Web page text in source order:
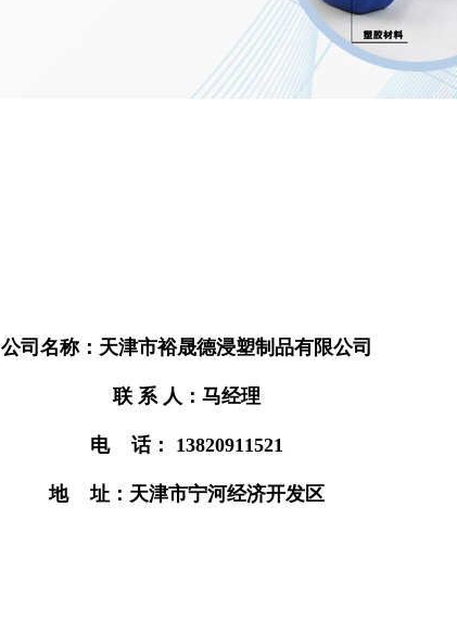
公司名称：天津市裕晟德浸塑制品有限公司
联 系 人：马经理
电 话： 13820911521
地 址：天津市宁河经济开发区